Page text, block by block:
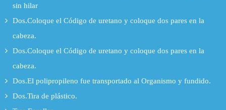
sin hilar
Dos.Coloque el Código de uretano y coloque dos pares en la
cabeza.
Dos.Coloque el Código de uretano y coloque dos pares en la
cabeza.
Dos.El polipropileno fue transportado al Organismo y fundido.
Dos.Tira de plástico.